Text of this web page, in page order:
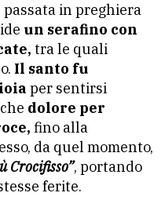
in preghiera
un serafino con
tra le quali
Il santo fu
per sentirsi
dolore per
fino alla
da quel momento,
Crocifisso”, portando
ferite.